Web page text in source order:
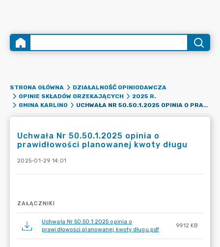
STRONA GŁÓWNA
DZIAŁALNOŚĆ OPINIODAWCZA
OPINIE SKŁADÓW ORZEKAJĄCYCH
2025 R.
GMINA KARLINO
UCHWAŁA NR 50.50.1.2025 OPINIA O PRAWIDŁOWOŚCI PLANOWANEJ KWOTY DŁUGU
Uchwała Nr 50.50.1.2025 opinia o
prawidłowości planowanej kwoty długu
2025-01-29 14:01
ZAŁĄCZNIKI
Uchwała Nr 50.50.1.2025 opinia o
prawidłowości planowanej kwoty długu.pdf
99.12 KB